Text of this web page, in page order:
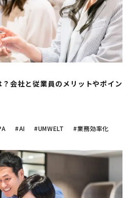
会社と従業員のメリットやポイン
#AI #UMWELT #業務効率化